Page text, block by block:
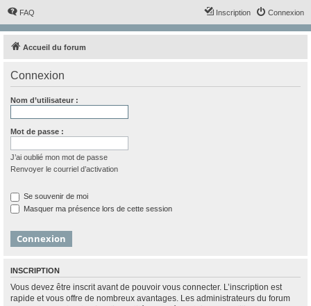
FAQ Connexion
Inscription
Accueil du forum
Connexion
Nom d’utilisateur :
Mot de passe :
J’ai oublié mon mot de passe
Renvoyer le courriel d’activation
Se souvenir de moi
Masquer ma présence lors de cette session
INSCRIPTION
Vous devez être inscrit avant de pouvoir vous connecter. L’inscription est
rapide et vous offre de nombreux avantages. Les administrateurs du forum